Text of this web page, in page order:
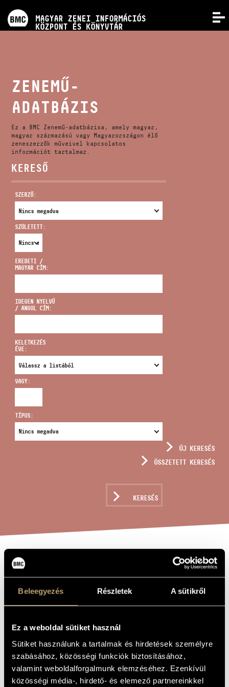
Beleegyezés Részletek A sütikről
Ez a weboldal sütiket használ
Sütiket használunk a tartalmak és hirdetések személyre
szabásához, közösségi funkciók biztosításához,
valamint weboldalforgalmunk elemzéséhez. Ezenkívül
közösségi média-, hirdető- és elemező partnereinkkel
MAGYAR ZENEI INFORMÁCIÓS
KÖZPONT ÉS KÖNYVTÁR
KÉPZÉSEK
KIADVÁNYOK
RÓLUNK
VIDEÓ GALÉRIA
CÍM
infokozpont@bmc.hu
TELEFON
NYITVA TARTÁS
ZENEMŰ-
ADATBÁZIS
Ez a BMC Zenemű-adatbázisa, amely magyar,
magyar származású vagy Magyarországon élő
zeneszerzők műveivel kapcsolatos
információt tartalmaz.
KERESŐ
SZERZŐ:
SZÜLETETT:
EREDETI /
MAGYAR CÍM:
IDEGEN NYELVŰ
/ ANGOL CÍM:
KELETKEZÉS
ÉVE:
VAGY:
TÍPUS:
ÚJ KERESÉS
ÖSSZETETT KERESÉS
KERESÉS
BENEDICTUS ES,
DOMINE
MAGYAR CÍM
IDEGEN
ANGOL CÍM
Benedictus es, Domine
ALCÍM Vegyeskarra